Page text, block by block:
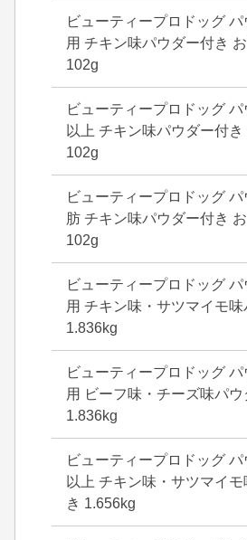
ビューティープロドッグ
用 チキン味パウダー付き
102g
ビューティープロドッグ
以上 チキン味パウダー付
102g
ビューティープロドッグ
肪 チキン味パウダー付き
102g
ビューティープロドッグ
用 チキン味・サツマイモ味
1.836kg
ビューティープロドッグ
用 ビーフ味・チーズ味パウ
1.836kg
ビューティープロドッグ
以上 チキン味・サツマイ
き 1.656kg